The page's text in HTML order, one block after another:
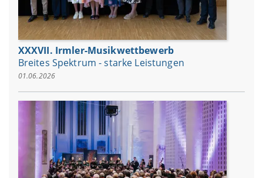
XXXVII. Irmler-Musikwettbewerb
Breites Spektrum - starke Leistungen
01.06.2026